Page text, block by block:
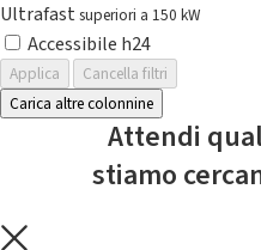
Ultrafast superiori a 150 kW
Accessibile h24
Applica
Cancella filtri
Carica altre colonnine
Attendi
stiamo